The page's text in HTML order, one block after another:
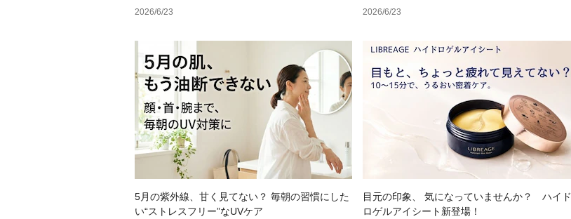
2026/6/23
ーション
2026/6/23
5月の紫外線、甘く見てない？ 毎朝の習慣にした
い“ストレスフリー”なUVケア
目元の印象、 気になっていませんか？ ハイド
ロゲルアイシート新登場！